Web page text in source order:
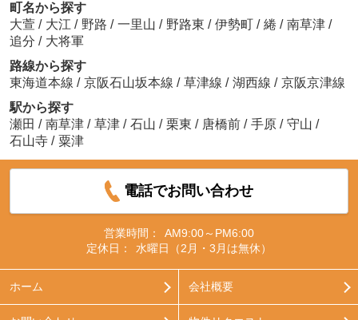
町名から探す
大萱 / 大江 / 野路 / 一里山 / 野路東 / 伊勢町 / 綣 / 南草津 /
追分 / 大将軍
路線から探す
東海道本線 / 京阪石山坂本線 / 草津線 / 湖西線 / 京阪京津線
駅から探す
瀬田 / 南草津 / 草津 / 石山 / 栗東 / 唐橋前 / 手原 / 守山 /
石山寺 / 粟津
電話でお問い合わせ
営業時間：
AM9:00～PM6:00
定休日：
水曜日（2月・3月は無休）
ホーム 会社概要